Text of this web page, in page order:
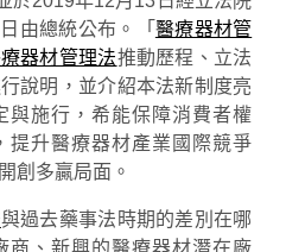
由總統公布。「 醫療器材管
器材管理法推動歷程、立法
說明，並介紹本法新制度亮
與施行，希能保障消費者權
提升醫療器材產業國際競爭
創多贏局面。
與過去藥事法時期的差別在哪